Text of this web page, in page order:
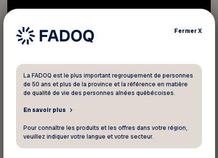
FermerX
La FADOQ est le plus important regroupement de personnes
de 50 ans et plus de la province et la référence en matière
de qualité de vie des personnes aînées québécoises.
En savoir plus
Pour connaître les produits et les offres dans votre région,
veuillez indiquer votre langue et votre secteur.